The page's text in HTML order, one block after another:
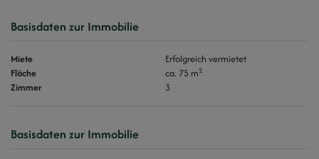
Basisdaten zur Immobilie
Miete
Erfolgreich vermietet
Fläche
ca. 75 m2
Zimmer 3
Basisdaten zur Immobilie